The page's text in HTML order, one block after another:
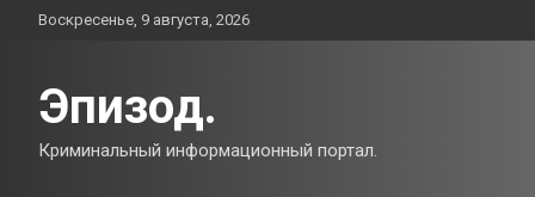
ПерейтиВоскресенье, 9 августа, 2026
Эпизод.
Криминальный информационный портал.